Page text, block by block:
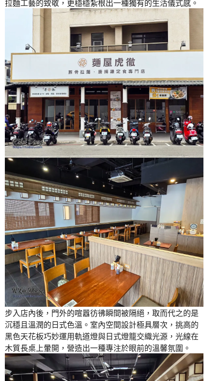
拉麵工藝的致敬，更穩穩紮根出一種獨有的生活儀式感。
步入店內後，門外的喧囂彷彿瞬間被隔絕，取而代之的是
沉穩且溫潤的日式色溫。室內空間設計極具層次，挑高的
黑色天花板巧妙運用軌道燈與日式燈籠交織光源，光線在
木質長桌上暈開，營造出一種專注於眼前的溫馨氛圍。